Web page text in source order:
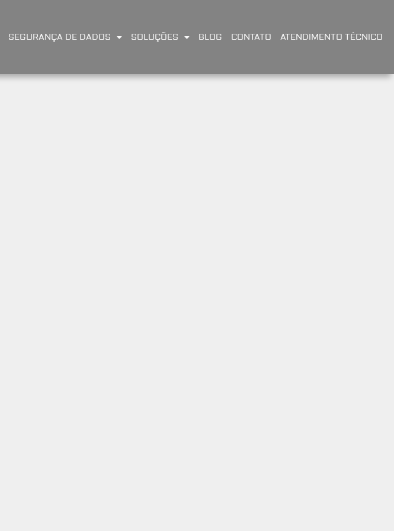
SEGURANÇA DE DADOS SOLUÇÕES BLOG CONTATO ATENDIMENTO TÉCNICO